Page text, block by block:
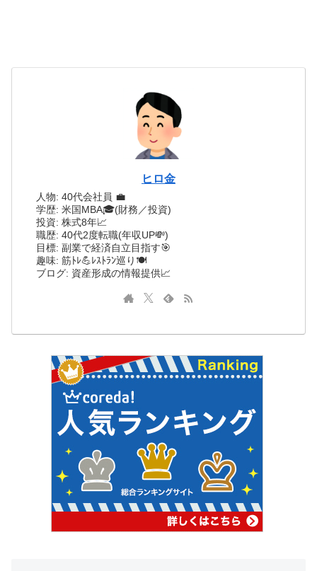
ヒロ金
人物: 40代会社員 💼
学歴: 米国MBA🎓(財務／投資)
投資: 株式8年📈
職歴: 40代2度転職(年収UP💸)
目標: 副業で経済自立目指す🎯
趣味: 筋ﾄﾚ💪ﾚｽﾄﾗﾝ巡り🍽️
ブログ: 資産形成の情報提供📈